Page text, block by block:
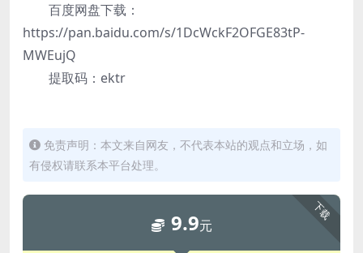
百度网盘下载：
https://pan.baidu.com/s/1DcWckF2OFGE83tP-
MWEujQ
提取码：ektr
免责声明：本文来自网友，不代表本站的观点和立场，如
有侵权请联系本平台处理。
下载
9.9元